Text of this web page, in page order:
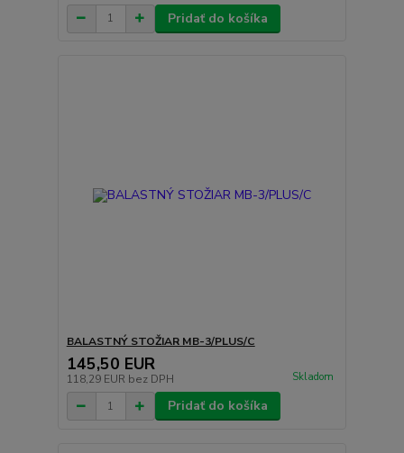
Pridať do košíka
BALASTNÝ STOŽIAR MB-3/PLUS/C
145,50 EUR
118,29 EUR bez DPH Skladom
Pridať do košíka